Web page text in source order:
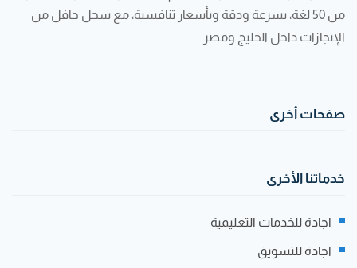
من 50 لغة، بسرعة ودقة وبأسعار تنافسية، مع سجل حافل من
الإنجازات داخل الخليج ومصر.
صفحات أخرى
خدماتنا الأخرى
اجادة للخدمات التعليمية
اجادة للتسويق